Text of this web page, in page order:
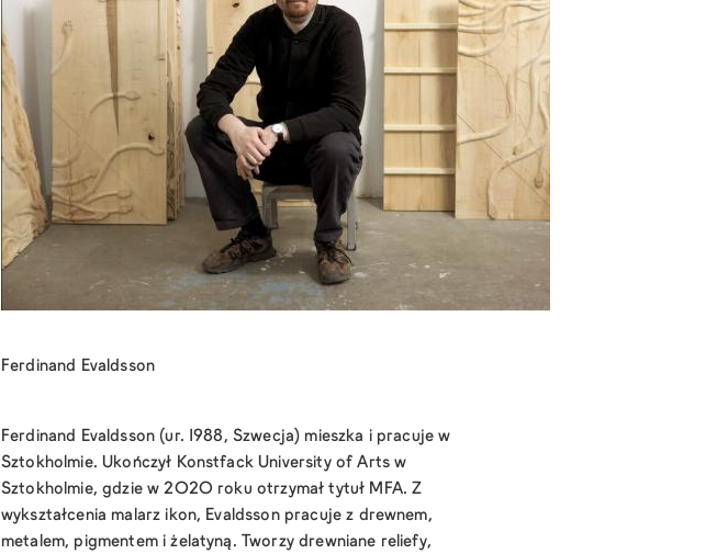
Ferdinand Evaldsson
Ferdinand Evaldsson (ur. 1988, Szwecja) mieszka i pracuje w
Sztokholmie. Ukończył Konstfack University of Arts w
Sztokholmie, gdzie w 2020 roku otrzymał tytuł MFA. Z
wykształcenia malarz ikon, Evaldsson pracuje z drewnem,
metalem, pigmentem i żelatyną. Tworzy drewniane reliefy,